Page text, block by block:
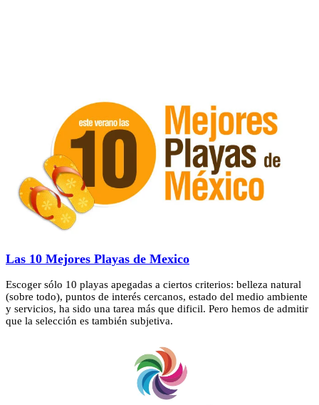
Las 10 Mejores Playas de Mexico
Escoger sólo 10 playas apegadas a ciertos criterios: belleza natural
(sobre todo), puntos de interés cercanos, estado del medio ambiente
y servicios, ha sido una tarea más que dificil. Pero hemos de admitir
que la selección es también subjetiva.